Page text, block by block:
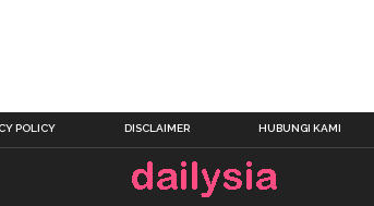
POLICY DISCLAIMER HUBUNGI KAMI